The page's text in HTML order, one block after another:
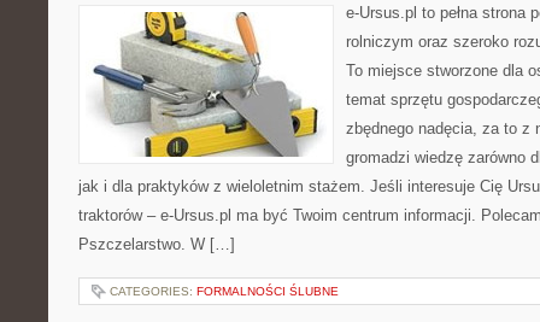
e-Ursus.pl to pełna strona
rolniczym oraz szeroko
To miejsce stworzone dla
temat sprzętu
zbędnego nadęcia, za to z
gromadzi wiedzę zarówno
jak i dla praktyków z wieloletnim stażem. Jeśli interesuje Cię
traktorów – e-Ursus.pl ma być Twoim centrum informacji.
Pszczelarstwo. W […]
CATEGORIES: FORMALNOŚCI ŚLUBNE